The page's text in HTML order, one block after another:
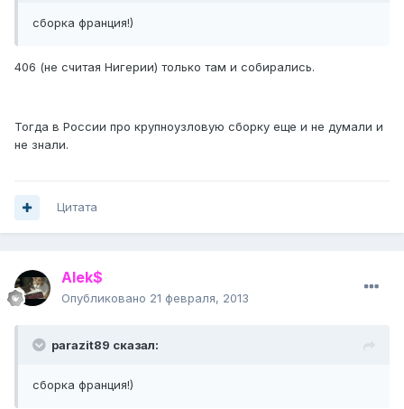
сборка франция!)
406 (не считая Нигерии) только там и собирались.
Тогда в России про крупноузловую сборку еще и не думали и
не знали.
Цитата
Alek$
Опубликовано 21 февраля, 2013
parazit89 сказал:
сборка франция!)